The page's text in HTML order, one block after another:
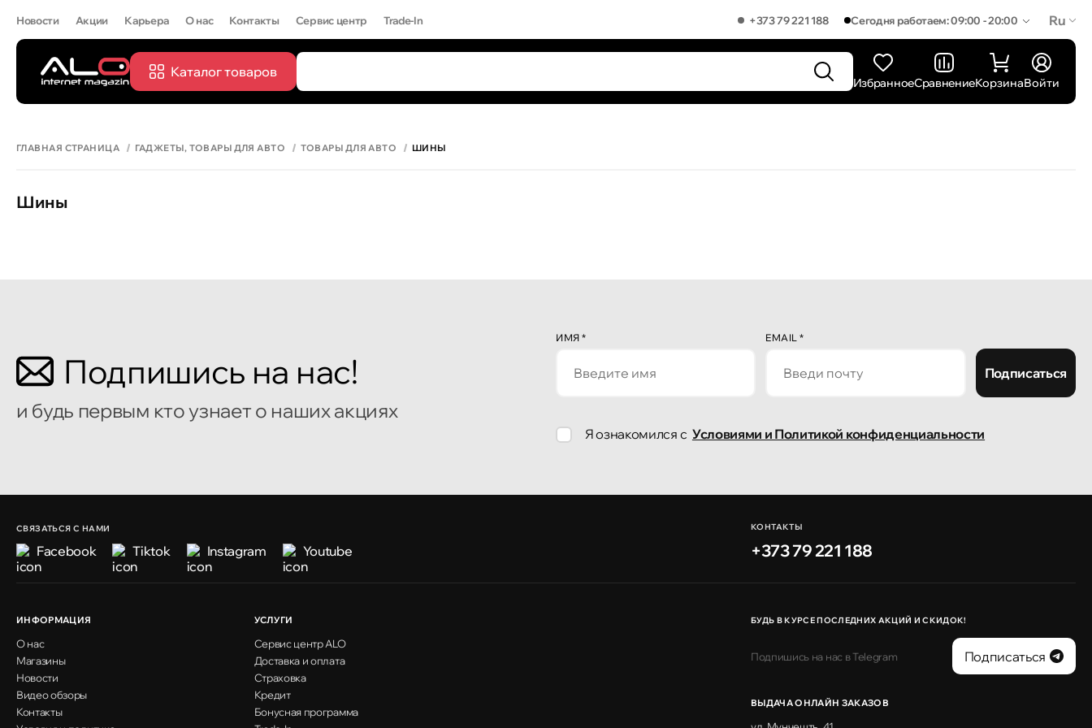
Новости Акции Карьера О нас Контакты Сервис центр Trade-In +373 79 221 188 Сегодня работаем: 09:00 - 20:00 Ru
Каталог товаров
ИзбранноеСравнениеКорзинаВойти
ГЛАВНАЯ СТРАНИЦА ГАДЖЕТЫ, ТОВАРЫ ДЛЯ АВТО ТОВАРЫ ДЛЯ АВТО ШИНЫ
Шины
Подпишись на нас!
и будь первым кто узнает о наших акциях
ИМЯ * EMAIL*
Подписаться
Я ознакомился с Условиями и Политикой конфиденциальности
СВЯЗАТЬСЯ С НАМИ
Facebook Tiktok Instagram Youtube
КОНТАКТЫ
+373 79 221 188
ИНФОРМАЦИЯ
О нас
Магазины
Новости
Видео обзоры
Контакты
УСЛУГИ
Сервис центр ALO
Доставка и оплата
Страховка
Кредит
Бонусная программа
БУДЬ В КУРСЕ ПОСЛЕДНИХ АКЦИЙ И СКИДОК!
Подпишись на нас в Telegram Подписаться
ВЫДАЧА ОНЛАЙН ЗАКАЗОВ